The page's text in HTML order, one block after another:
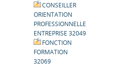
CONSEILLER
ORIENTATION
PROFESSIONNELLE
ENTREPRISE 32049
FONCTION
FORMATION
32069